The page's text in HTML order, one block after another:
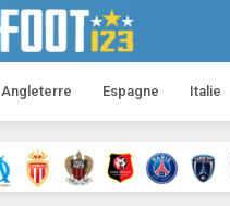
Angleterre Espagne Italie